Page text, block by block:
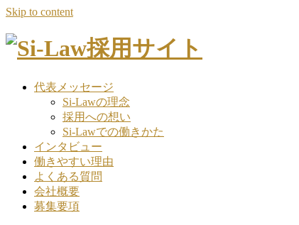
Skip to content
代表メッセージ
Si-Lawの理念
採用への想い
Si-Lawでの働きかた
インタビュー
働きやすい理由
よくある質問
会社概要
募集要項